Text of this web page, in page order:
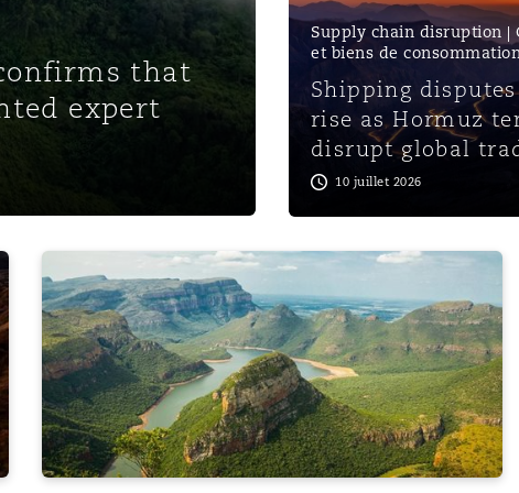
that
expert
Supply chain disruption |
et biens de
Shipping
rise as Hormuz
disrupt global
10 juillet 2026
Choosing the Right Forum
Employment Rights Act 2025 - key impacts on the